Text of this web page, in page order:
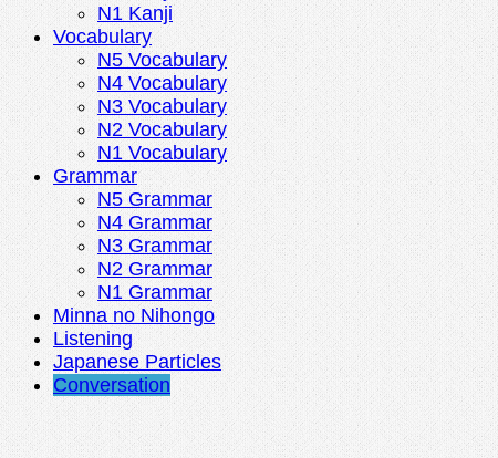
N1 Kanji
Vocabulary
N5 Vocabulary
N4 Vocabulary
N3 Vocabulary
N2 Vocabulary
N1 Vocabulary
Grammar
N5 Grammar
N4 Grammar
N3 Grammar
N2 Grammar
N1 Grammar
Minna no Nihongo
Listening
Japanese Particles
Conversation